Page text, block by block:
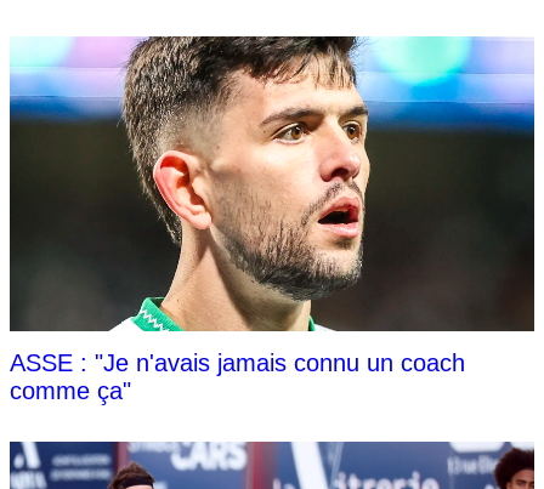
ASSE : "Je n'avais jamais connu un coach
comme ça"